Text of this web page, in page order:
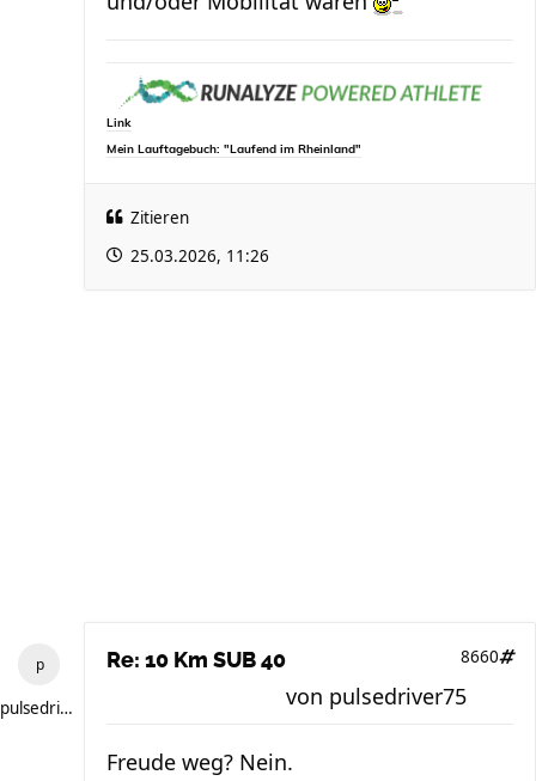
Link
Mein Lauftagebuch: "Laufend im Rheinland"
Zitieren
25.03.2026, 11:26
pulsedriver75
Re: 10 Km SUB 40 8660
von pulsedriver75
Freude weg? Nein.